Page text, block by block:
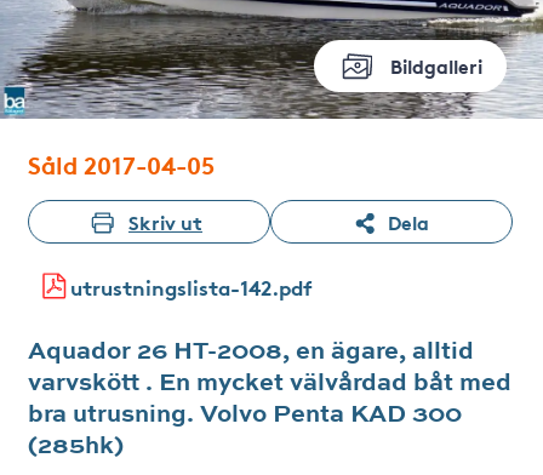
Bildgalleri
Såld 2017-04-05
Skriv ut Dela
utrustningslista-142.pdf
Aquador 26 HT-2008, en ägare, alltid
varvskött . En mycket välvårdad båt med
bra utrusning. Volvo Penta KAD 300
(285hk)